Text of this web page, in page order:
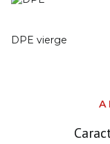
DPE vierge
A